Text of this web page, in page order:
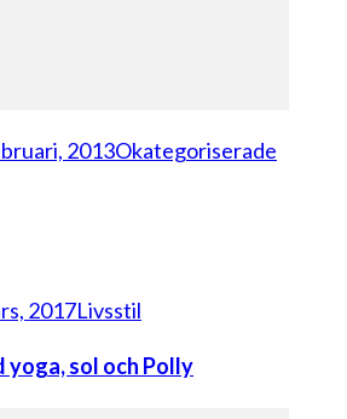
2013Okategoriserade
2017Livsstil
yoga, sol och Polly